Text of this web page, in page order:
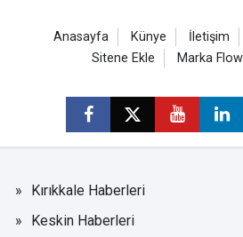
Anasayfa Künye İletişim
Sitene Ekle
Marka
Kırıkkale Haberleri
Keskin Haberleri